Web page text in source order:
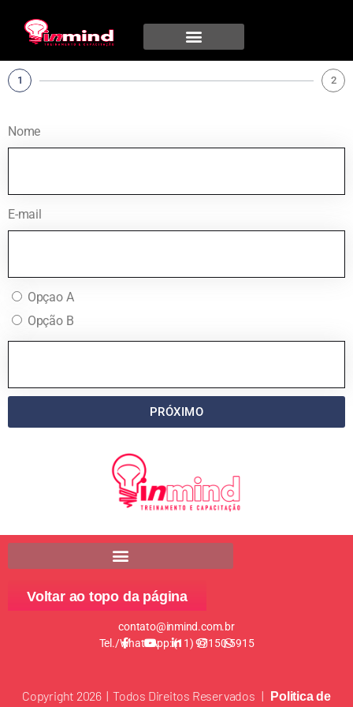
1 2
Nome
E-mail
Opçao A
Opção B
PRÓXIMO
Voltar ao topo da página
contato@inmind.com.br
Tel./WhatsApp: (11) 97150-5915
Copyright 2026 | Todos Direitos Reservados | Politica de